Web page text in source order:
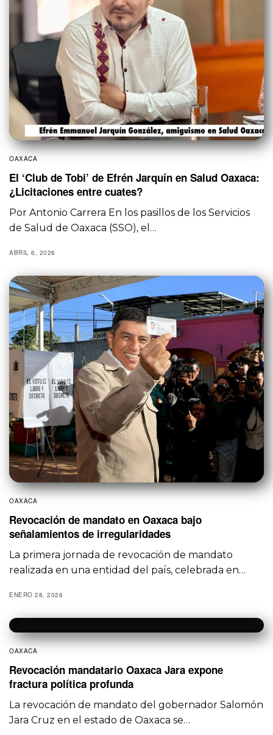
OAXACA
El ‘Club de Tobi’ de Efrén Jarquín en Salud Oaxaca:
¿Licitaciones entre cuates?
Por Antonio Carrera En los pasillos de los Servicios
de Salud de Oaxaca (SSO), el…
ABRIL 6, 2026
OAXACA
Revocación de mandato en Oaxaca bajo
señalamientos de irregularidades
La primera jornada de revocación de mandato
realizada en una entidad del país, celebrada en…
ENERO 28, 2026
OAXACA
Revocación mandatario Oaxaca Jara expone
fractura política profunda
La revocación de mandato del gobernador Salomón
Jara Cruz en el estado de Oaxaca se…